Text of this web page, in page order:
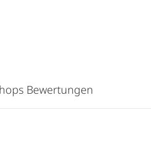
Bewertungen